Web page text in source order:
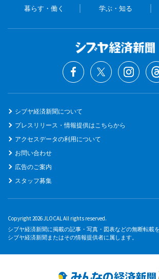
暮らす・働く 学ぶ・知る
シブヤ経済新聞について
プレスリリース・情報提供はこちらから
アクセスデータの利用について
お問い合わせ
広告のご案内
スタッフ募集
Copyright 2026 JLOCAL All rights reserved.
シブヤ経済新聞に掲載の記事・写真・図表などの無断転載
シブヤ経済新聞またはその情報提供者に属します。